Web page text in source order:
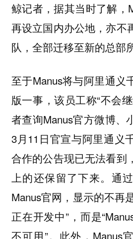
鲸记者，据其当时了解，
再设立国内办公地，亦不
队，全部迁移至新的总部
至于Manus将与阿里通义
版一事，该员工称“不会
者查询Manus官方微博、
3月11日官宣与阿里通义
合作的公告现已无法看到
上的还保留了下来。通
Manus官网，显示的不再
正在开发中”，而是
不可用”。此外，Manus